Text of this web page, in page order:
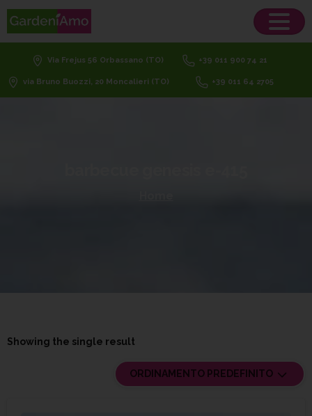
Via Frejus 56 Orbassano (TO) +39 011 900 74 21
via Bruno Buozzi, 20 Moncalieri (TO) +39 011 64 2705
Showing the single result
ORDINAMENTO PREDEFINITO